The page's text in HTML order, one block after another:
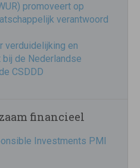
promoveert op
verantwoord
verduidelijking en
de Nederlandse
CSDDD
financieel
Investments PMI